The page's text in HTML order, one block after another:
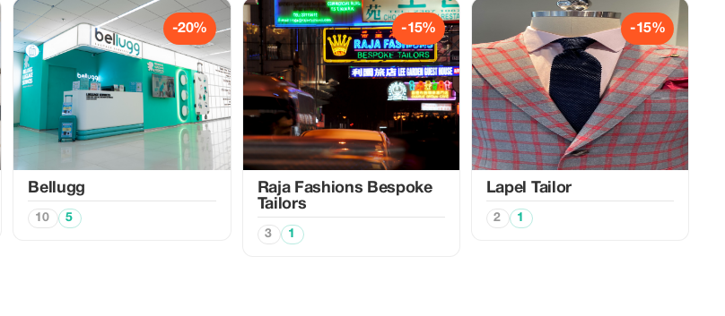
-20%
Bellugg
10 5
-15%
Raja Fashions Bespoke
Tailors
3 1
-15%
Lapel Tailor
2 1